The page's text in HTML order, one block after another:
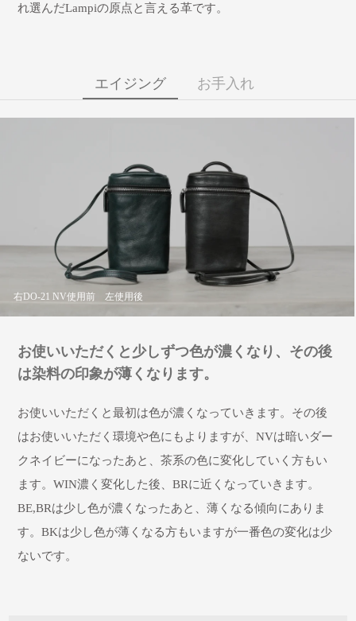
れ選んだLampiの原点と言える革です。
エイジング お手入れ
右DO-21 NV使用前 左使用後
お使いいただくと少しずつ色が濃くなり、その後
は染料の印象が薄くなります。
お使いいただくと最初は色が濃くなっていきます。その後
はお使いいただく環境や色にもよりますが、NVは暗いダー
クネイビーになったあと、茶系の色に変化していく方もい
ます。WIN濃く変化した後、BRに近くなっていきます。
BE,BRは少し色が濃くなったあと、薄くなる傾向にありま
す。BKは少し色が薄くなる方もいますが一番色の変化は少
ないです。